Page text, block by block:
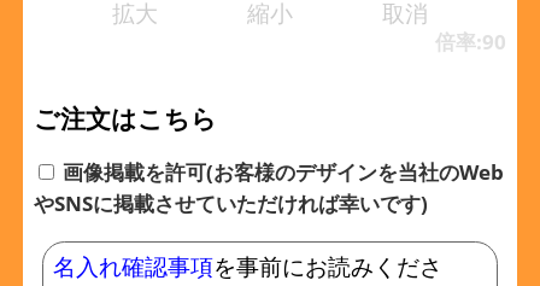
拡大 縮小 取消
倍率:90
ご注文はこちら
画像掲載を許可(お客様のデザインを当社のWeb
やSNSに掲載させていただければ幸いです)
名入れ確認事項を事前にお読みくださ